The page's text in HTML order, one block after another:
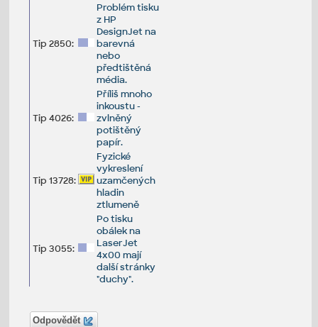
Tip 2850:
Problém tisku
z HP
DesignJet na
barevná
nebo
předtištěná
média.
Tip 4026:
Příliš mnoho
inkoustu -
zvlněný
potištěný
papír.
Tip 13728:
Fyzické
vykreslení
uzamčených
hladin
ztlumeně
Tip 3055:
Po tisku
obálek na
LaserJet
4x00 mají
další stránky
"duchy".
Odpovědět